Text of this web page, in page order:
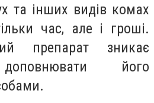
та інших видів комах
час, але і гроші.
препарат зникає
доповнювати його